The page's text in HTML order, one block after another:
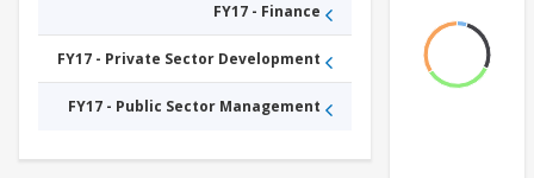
FY17 - Finance
FY17 - Private Sector Development
FY17 - Public Sector Management